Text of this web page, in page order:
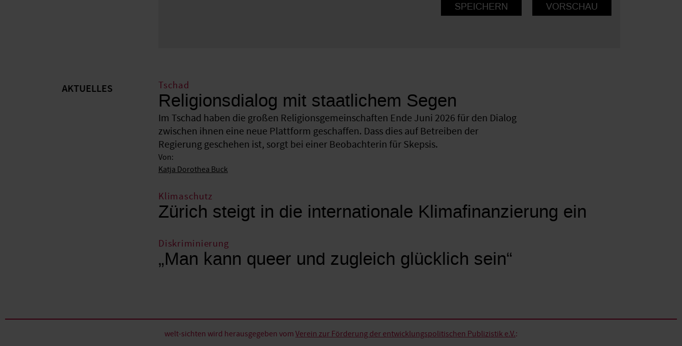
AKTUELLES Tschad
Religionsdialog mit staatlichem Segen
Im Tschad haben die großen Religionsgemeinschaften Ende Juni 2026 für den Dialog
zwischen ihnen eine neue Plattform geschaffen. Dass dies auf Betreiben der
Regierung geschehen ist, sorgt bei einer Beobachterin für Skepsis.
Von:
Katja Dorothea Buck
Klimaschutz
Zürich steigt in die internationale Klimafinanzierung ein
Diskriminierung
„Man kann queer und zugleich glücklich sein“
welt-sichten wird herausgegeben vom Verein zur Förderung der entwicklungspolitischen Publizistik e.V.: